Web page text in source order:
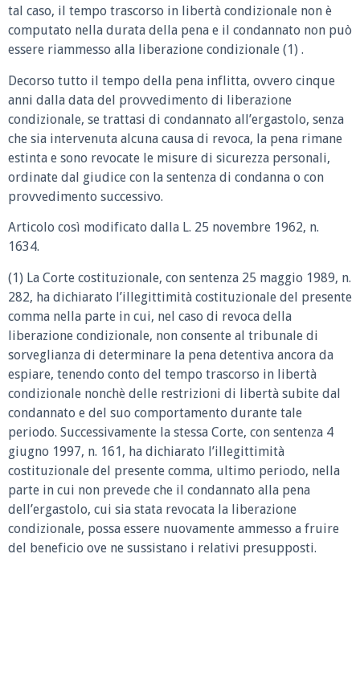
tal caso, il tempo trascorso in libertà condizionale non è
computato nella durata della pena e il condannato non può
essere riammesso alla liberazione condizionale (1) .
Decorso tutto il tempo della pena inflitta, ovvero cinque
anni dalla data del provvedimento di liberazione
condizionale, se trattasi di condannato all’ergastolo, senza
che sia intervenuta alcuna causa di revoca, la pena rimane
estinta e sono revocate le misure di sicurezza personali,
ordinate dal giudice con la sentenza di condanna o con
provvedimento successivo.
Articolo così modificato dalla L. 25 novembre 1962, n.
1634.
(1) La Corte costituzionale, con sentenza 25 maggio 1989, n.
282, ha dichiarato l’illegittimità costituzionale del presente
comma nella parte in cui, nel caso di revoca della
liberazione condizionale, non consente al tribunale di
sorveglianza di determinare la pena detentiva ancora da
espiare, tenendo conto del tempo trascorso in libertà
condizionale nonchè delle restrizioni di libertà subite dal
condannato e del suo comportamento durante tale
periodo. Successivamente la stessa Corte, con sentenza 4
giugno 1997, n. 161, ha dichiarato l’illegittimità
costituzionale del presente comma, ultimo periodo, nella
parte in cui non prevede che il condannato alla pena
dell’ergastolo, cui sia stata revocata la liberazione
condizionale, possa essere nuovamente ammesso a fruire
del beneficio ove ne sussistano i relativi presupposti.